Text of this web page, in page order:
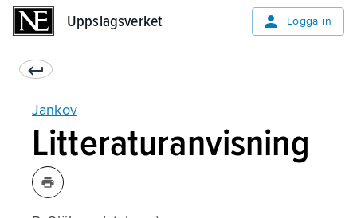
Uppslagsverket Logga in
Jankov
Litteraturanvisning